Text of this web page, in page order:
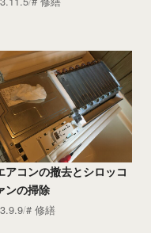
アコンの撤去とシロッコ
ンの掃除
修繕